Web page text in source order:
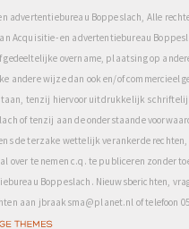
advertentiebureau Boppeslach, Alle
Acquisitie- en advertentiebureau
gedeeltelijke overname, plaatsing op
andere wijze dan ook en/of commercieel
tenzij hiervoor uitdrukkelijk
of tenzij aan de onderstaande
de terzake wettelijk verankerde
over te nemen c.q. te publiceren zonder
Boppeslach. Nieuwsberichten,
aan jbraaksma@planet.nl of telefoon